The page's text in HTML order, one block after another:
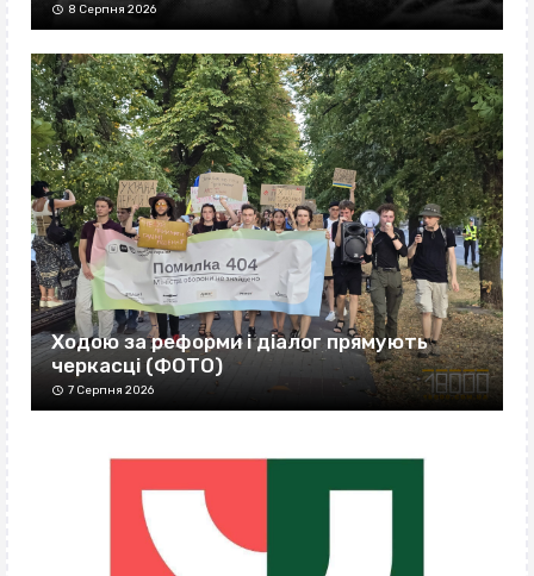
8 Серпня 2026
Ходою за реформи і діалог прямують
черкасці (ФОТО)
7 Серпня 2026